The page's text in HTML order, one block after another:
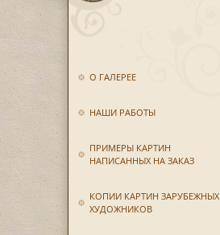
О ГАЛЕРЕЕ
НАШИ РАБОТЫ
ПРИМЕРЫ КАРТИН
НАПИСАННЫХ НА ЗАКАЗ
КОПИИ КАРТИН ЗАРУБЕЖНЫХ
ХУДОЖНИКОВ